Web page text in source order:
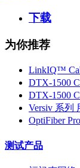
下载
为你推荐
LinkIQ™
DTX-1500
DTX-1500
Versiv 系列
OptiFiber
测试产品